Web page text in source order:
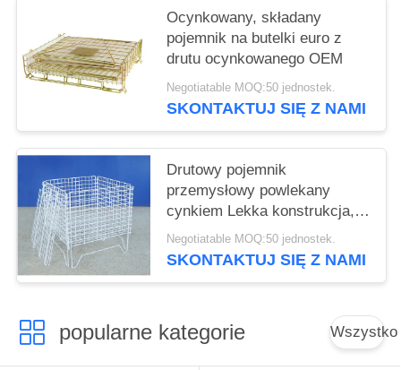
Ocynkowany, składany
pojemnik na butelki euro z
drutu ocynkowanego OEM
Negotiatable MOQ:50 jednostek.
SKONTAKTUJ SIĘ Z NAMI
Drutowy pojemnik
przemysłowy powlekany
cynkiem Lekka konstrukcja,
odporna na rdzę
Negotiatable MOQ:50 jednostek.
SKONTAKTUJ SIĘ Z NAMI
popularne kategorie Wszystko